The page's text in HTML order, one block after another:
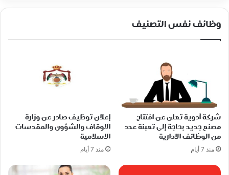
وظائف نفس التصنيف
شركة أدوية تعلن عن افتتاح
مصنع جديد بحاجة إلى تعبئة عدد
من الوظائف الادارية
منذ 7 أيام
إعلان توظيف صادر عن وزارة
الاوقاف والشؤون والمقدسات
الاسلامية
منذ 7 أيام